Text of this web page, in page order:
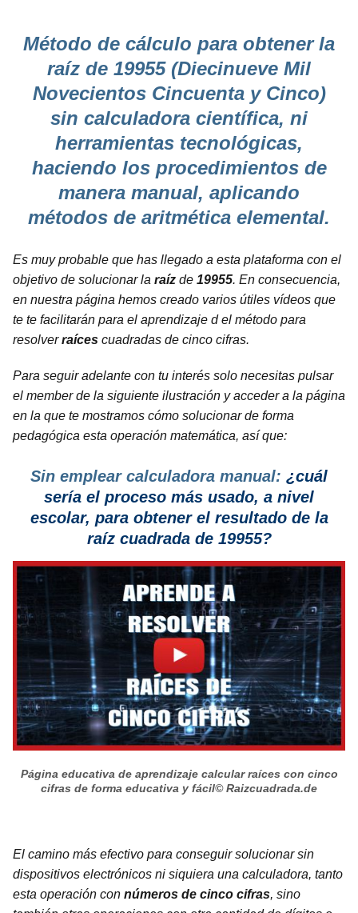
Método de cálculo para obtener la
raíz de 19955 (Diecinueve Mil
Novecientos Cincuenta y Cinco)
sin calculadora científica, ni
herramientas tecnológicas,
haciendo los procedimientos de
manera manual, aplicando
métodos de aritmética elemental.
Es muy probable que has llegado a esta plataforma con el
objetivo de solucionar la raíz de 19955. En consecuencia,
en nuestra página hemos creado varios útiles vídeos que
te te facilitarán para el aprendizaje d el método para
resolverraíces cuadradas de cinco cifras.
Para seguir adelante con tu interés solo necesitas pulsar
el member de la siguiente ilustración y acceder a la página
en la que te mostramos cómo solucionar de forma
pedagógica esta operación matemática, así que:
Sin emplear calculadora manual: ¿cuál
sería el proceso más usado, a nivel
escolar, para obtener el resultado de la
raíz cuadrada de 19955?
Página educativa de aprendizaje calcular raíces con cinco
cifras de forma educativa y fácil© Raizcuadrada.de
El camino más efectivo para conseguir solucionar sin
dispositivos electrónicos ni siquiera una calculadora, tanto
esta operación con números de cinco cifras, sino